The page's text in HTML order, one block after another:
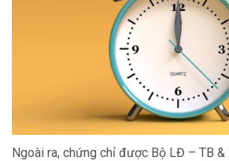
Ngoài ra, chứng chỉ được Bộ LĐ – TB &